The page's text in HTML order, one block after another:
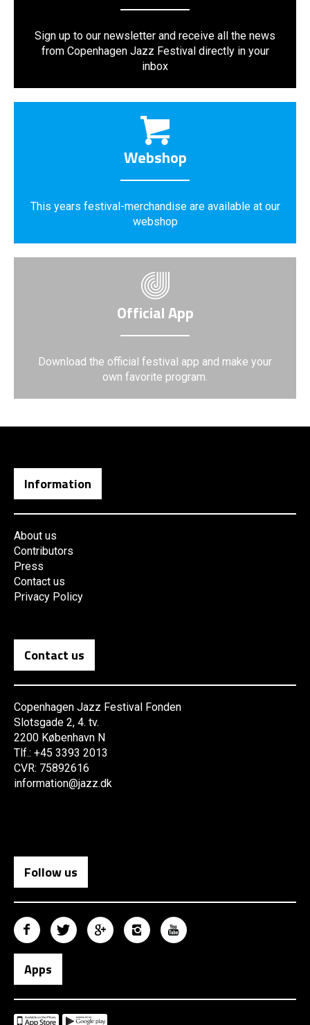
Sign up to our newsletter and receive all the news
from Copenhagen Jazz Festival directly in your
inbox
Webshop
This years festival-merchandise are available at our
webshop
Official App
Download the official festival app and make your
own favorite program.
Information
About us
Contributors
Press
Contact us
Privacy Policy
Contact us
Copenhagen Jazz Festival Fonden
Slotsgade 2, 4. tv.
2200 København N
Tlf.: +45 3393 2013
CVR: 75892616
information@jazz.dk
Follow us
Apps